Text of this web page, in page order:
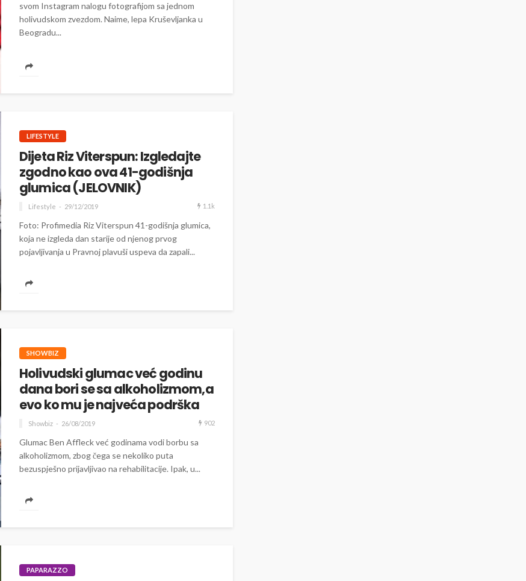
svom Instagram nalogu fotografijom sa jednom
holivudskom zvezdom. Naime, lepa Kruševljanka u
Beogradu...
LIFESTYLE
Dijeta Riz Viterspun: Izgledajte
zgodno kao ova 41-godišnja
glumica (JELOVNIK)
Lifestyle 29/12/2019 1.1k
Foto: Profimedia Riz Viterspun 41-godišnja glumica,
koja ne izgleda dan starije od njenog prvog
pojavljivanja u Pravnoj plavuši uspeva da zapali...
SHOWBIZ
Holivudski glumac već godinu
dana bori se sa alkoholizmom,a
evo ko mu je najveća podrška
Showbiz 26/08/2019 902
Glumac Ben Affleck već godinama vodi borbu sa
alkoholizmom, zbog čega se nekoliko puta
bezuspješno prijavljivao na rehabilitacije. Ipak, u...
PAPARAZZO